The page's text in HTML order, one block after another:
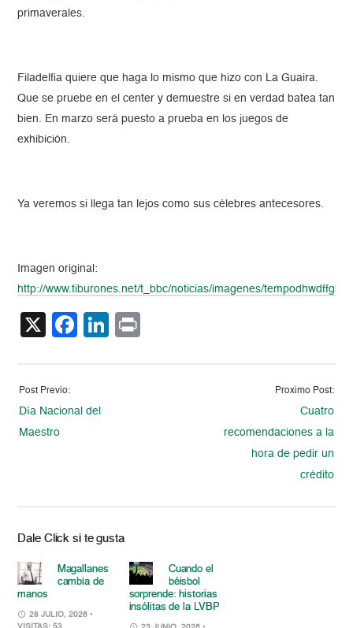
primaverales.
Filadelfia quiere que haga lo mismo que hizo con La Guaira.
Que se pruebe en el center y demuestre si en verdad batea tan
bien. En marzo será puesto a prueba en los juegos de
exhibición.
Ya veremos si llega tan lejos como sus célebres antecesores.
​Imagen original:
http://www.tiburones.net/t_bbc/noticias/imagenes/
X Facebook
LinkedIn
Post Previo:
Día Nacional del
Maestro
Proximo Post:
Cuatro
recomendaciones a la
hora de pedir un
crédito
Dale Click si te gusta
Magallanes
cambia de
manos
28 JULIO, 2026 •
Cuando el
béisbol
sorprende: historias
insólitas de la LVBP